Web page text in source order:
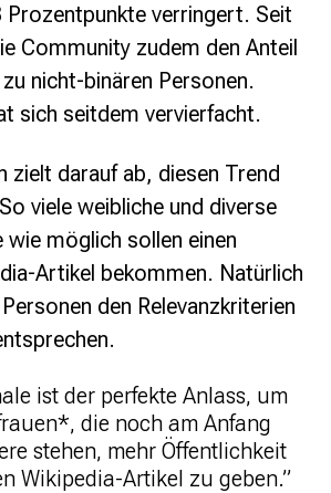
Prozentpunkte verringert. Seit
Community zudem den Anteil
nicht-binären Personen.
sich seitdem vervierfacht.
zielt darauf ab, diesen Trend
viele weibliche und diverse
wie möglich sollen einen
Artikel bekommen. Natürlich
den Relevanzkriterien
ist der perfekte Anlass, um
die noch am Anfang
stehen, mehr Öffentlichkeit
Wikipedia-Artikel zu geben.”